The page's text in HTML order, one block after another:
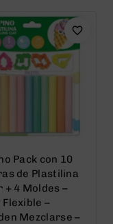
Pack con 10
de Plastilina
+ 4 Moldes –
Flexible –
Mezclarse –